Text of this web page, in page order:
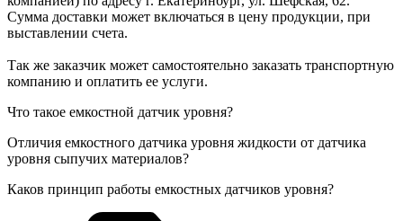
Сумма доставки может включаться в цену продукции, при
выставлении счета.
Так же заказчик может самостоятельно заказать транспортную
компанию и оплатить ее услуги.
Что такое емкостной датчик уровня?
Отличия емкостного датчика уровня жидкости от датчика
уровня сыпучих материалов?
Каков принцип работы емкостных датчиков уровня?